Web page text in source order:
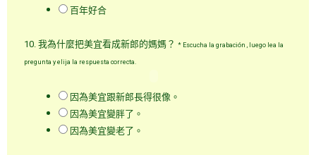
百年好合
10. 我為什麼把美宜看成新郎的媽媽？* Escucha la grabación , luego lea la
pregunta y elija la respuesta correcta.
因為美宜跟新郎長得很像。
因為美宜變胖了。
因為美宜變老了。